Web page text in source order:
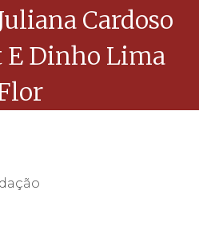
Cardoso
Dinho Lima